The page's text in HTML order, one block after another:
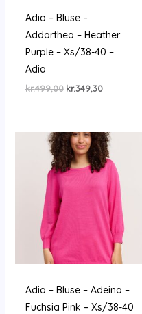
Adia – Bluse –
Addorthea – Heather
Purple – Xs/38-40 –
Adia
kr.499,00 Den
kr.499,00.
kr.349,30Den
kr.349,30.
Adia – Bluse – Adeina –
Fuchsia Pink – Xs/38-40